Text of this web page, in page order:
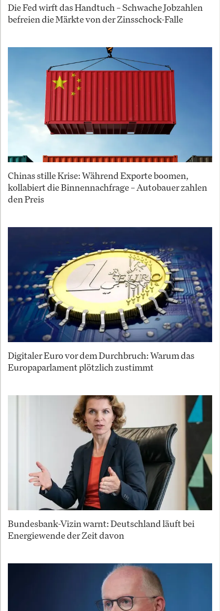
Die Fed wirft das Handtuch – Schwache Jobzahlen
befreien die Märkte von der Zinsschock-Falle
Chinas stille Krise: Während Exporte boomen,
kollabiert die Binnennachfrage – Autobauer zahlen
den Preis
Digitaler Euro vor dem Durchbruch: Warum das
Europaparlament plötzlich zustimmt
Bundesbank-Vizin warnt: Deutschland läuft bei
Energiewende der Zeit davon